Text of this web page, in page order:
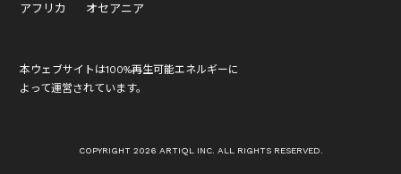
アフリカ
オセアニア
本ウェブサイトは100%再生可能エネルギーに
よって運営されています。
COPYRIGHT 2026 ARTIQL INC. ALL RIGHTS RESERVED.